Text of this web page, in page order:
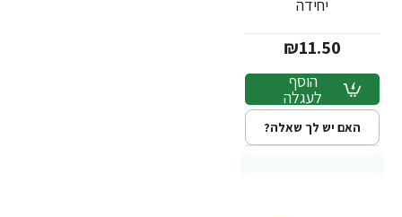
יחידה
₪11.50
הוסף
לעגלה
האם יש לך שאלה?